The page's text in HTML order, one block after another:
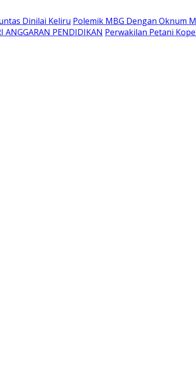
Dinilai Keliru Polemik MBG Dengan Oknum
ANGGARAN PENDIDIKAN Perwakilan Petani